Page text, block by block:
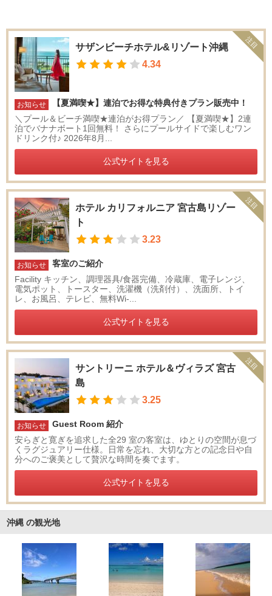
サザンビーチホテル&リゾート沖縄
4.34
お知らせ
【夏満喫★】連泊でお得な特典付きプラン販売中！
＼プール＆ビーチ満喫★連泊がお得プラン／ 【夏満喫★】2連
泊でバナナボート1回無料！ さらにプールサイドで楽しむワン
ドリンク付♪ 2026年8月...
公式サイトを見る
注目
ホテル カリフォルニア 宮古島リゾー
ト
3.23
お知らせ
客室のご紹介
Facility キッチン、調理器具/食器完備、冷蔵庫、電子レンジ、
電気ポット、トースター、洗濯機（洗剤付）、洗面所、トイ
レ、お風呂、テレビ、無料Wi-...
公式サイトを見る
注目
サントリーニ ホテル＆ヴィラズ 宮古
島
3.25
お知らせ
Guest Room 紹介
安らぎと寛ぎを追求した全29 室の客室は、ゆとりの空間が息づ
くラグジュアリー仕様。日常を忘れ、大切な方との記念日や自
分へのご褒美として贅沢な時間を奏でます。
公式サイトを見る
注目
沖縄 の観光地